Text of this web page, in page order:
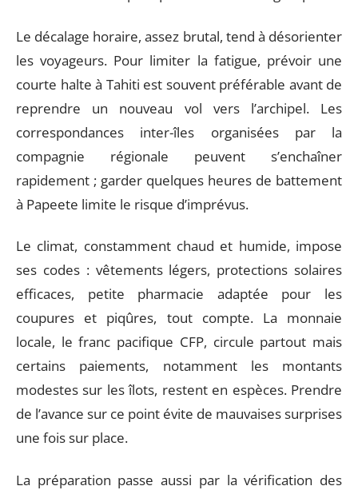
Le décalage horaire, assez brutal, tend à désorienter
les voyageurs. Pour limiter la fatigue, prévoir une
courte halte à Tahiti est souvent préférable avant de
reprendre un nouveau vol vers l’archipel. Les
correspondances inter-îles organisées par la
compagnie régionale peuvent s’enchaîner
rapidement ; garder quelques heures de battement
à Papeete limite le risque d’imprévus.
Le climat, constamment chaud et humide, impose
ses codes : vêtements légers, protections solaires
efficaces, petite pharmacie adaptée pour les
coupures et piqûres, tout compte. La monnaie
locale, le franc pacifique CFP, circule partout mais
certains paiements, notamment les montants
modestes sur les îlots, restent en espèces. Prendre
de l’avance sur ce point évite de mauvaises surprises
une fois sur place.
La préparation passe aussi par la vérification des